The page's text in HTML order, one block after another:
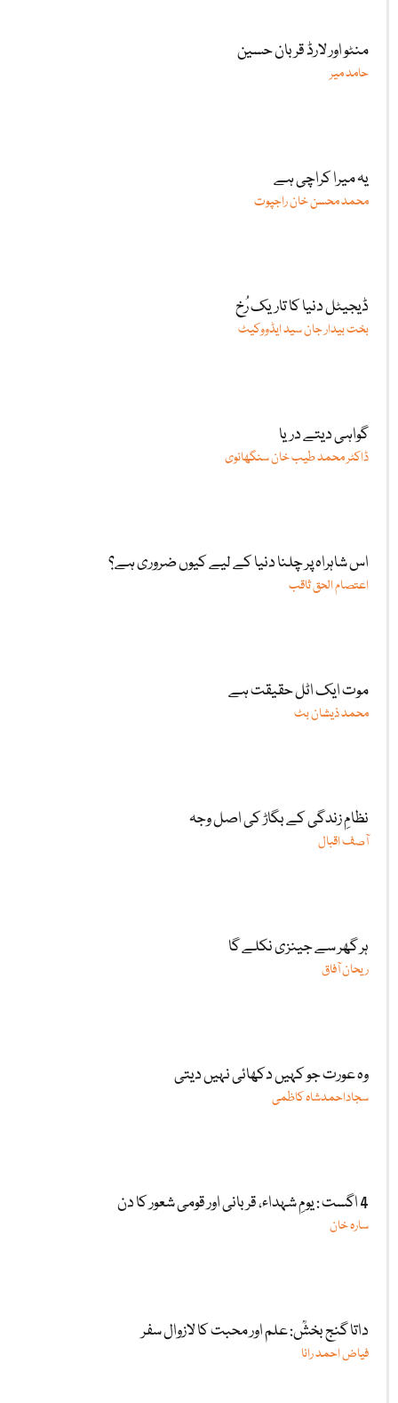
منٹو اور لارڈ قربان حسین
حامد میر
یہ میرا کراچی ہے
محمد محسن خان راجپوت
ڈیجیٹل دنیا کا تاریک رُخ
بخت بیدار جان سید ایڈووکیٹ
گواہی دیتے دریا
ڈاکٹر محمد طیب خان سنگھانوی
اس شاہراہ پر چلنا دنیا کے لیے کیوں ضروری ہے؟
اعتصام الحق ثاقب
موت ایک اٹل حقیقت ہے
محمد ذیشان بٹ
نظامِ زندگی کے بگاڑ کی اصل وجہ
آصف اقبال
ہر گھر سے جینزی نکلے گا
ریحان آفاق
وہ عورت جو کہیں دکھائی نہیں دیتی
سجاداحمدشاہ کاظمی
4 اگست : یومِ شہداء، قربانی اور قومی شعور کا دن
سارہ خان
داتا گنج بخشؒ: علم اور محبت کا لازوال سفر
فیاض احمد رانا